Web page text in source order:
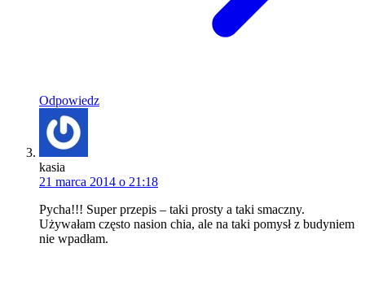
Odpowiedz
kasia
21 marca 2014 o 21:18
Pycha!!! Super przepis – taki prosty a taki smaczny.
Używałam często nasion chia, ale na taki pomysł z budyniem
nie wpadłam.